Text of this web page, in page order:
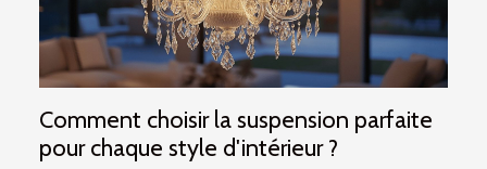
Comment choisir la suspension parfaite
pour chaque style d'intérieur ?